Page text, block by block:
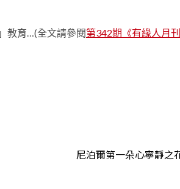
教育…(全文請參閱第342期《有緣人月
尼泊爾第一朵心寧靜之